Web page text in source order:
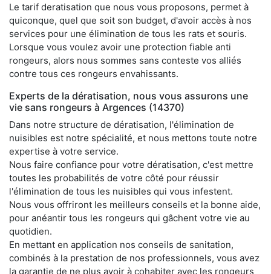
Le tarif deratisation que nous vous proposons, permet à
quiconque, quel que soit son budget, d'avoir accès à nos
services pour une élimination de tous les rats et souris.
Lorsque vous voulez avoir une protection fiable anti
rongeurs, alors nous sommes sans conteste vos alliés
contre tous ces rongeurs envahissants.
Experts de la dératisation, nous vous assurons une
vie sans rongeurs à Argences (14370)
Dans notre structure de dératisation, l'élimination de
nuisibles est notre spécialité, et nous mettons toute notre
expertise à votre service.
Nous faire confiance pour votre dératisation, c'est mettre
toutes les probabilités de votre côté pour réussir
l'élimination de tous les nuisibles qui vous infestent.
Nous vous offriront les meilleurs conseils et la bonne aide,
pour anéantir tous les rongeurs qui gâchent votre vie au
quotidien.
En mettant en application nos conseils de sanitation,
combinés à la prestation de nos professionnels, vous avez
la garantie de ne plus avoir à cohabiter avec les rongeurs